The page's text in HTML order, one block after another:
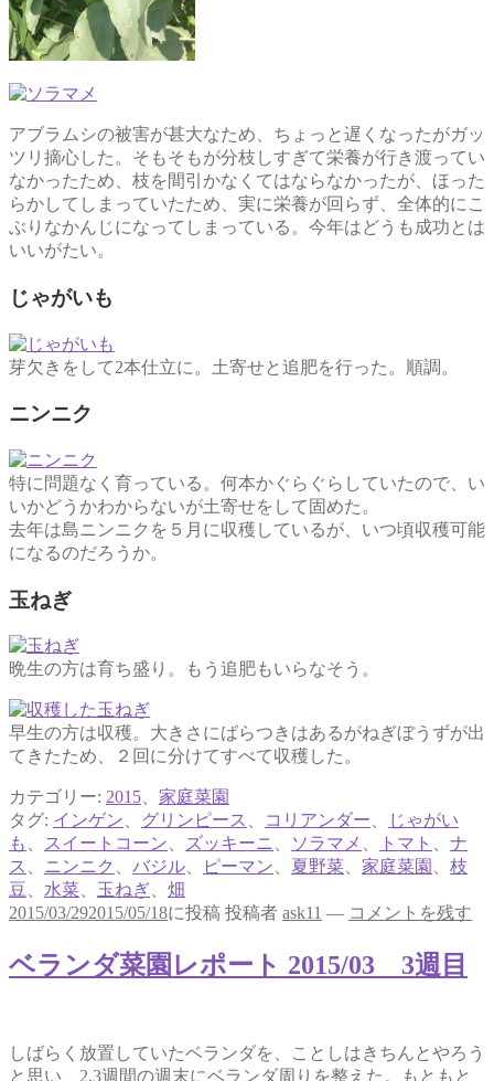
アブラムシの被害が甚大なため、ちょっと遅くなったがガッ
ツリ摘心した。そもそもが分枝しすぎて栄養が行き渡ってい
なかったため、枝を間引かなくてはならなかったが、ほった
らかしてしまっていたため、実に栄養が回らず、全体的にこ
ぶりなかんじになってしまっている。今年はどうも成功とは
いいがたい。
じゃがいも
芽欠きをして2本仕立に。土寄せと追肥を行った。順調。
ニンニク
特に問題なく育っている。何本かぐらぐらしていたので、い
いかどうかわからないが土寄せをして固めた。
去年は島ニンニクを５月に収穫しているが、いつ頃収穫可能
になるのだろうか。
玉ねぎ
晩生の方は育ち盛り。もう追肥もいらなそう。
早生の方は収穫。大きさにばらつきはあるがねぎぼうずが出
てきたため、２回に分けてすべて収穫した。
カテゴリー: 2015、 家庭菜園
タグ: インゲン、 グリンピース 、 コリアンダー、
じゃがい
も 、 スイートコーン、 ズッキーニ、 ソラマメ 、 トマト 、 ナ
ス 、 ニンニク 、 バジル、 ピーマン、 夏野菜、 家庭菜園 、 枝
豆、 水菜、 玉ねぎ、 畑
2015/03/292015/05/18に投稿 投稿者 ask11 — コメントを残す
ベランダ菜園レポート 2015/03 3週目
しばらく放置していたベランダを、ことしはきちんとやろう
と思い、2,3週間の週末にベランダ周りを整えた。もともと